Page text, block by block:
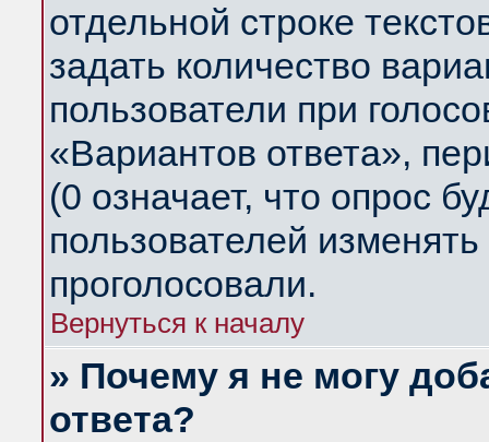
отдельной строке
задать количество
пользователи при
«Вариантов ответа»,
(0 означает, что опрос
пользователей
проголосовали.
Вернуться к началу
» Почему я не могу
ответа?